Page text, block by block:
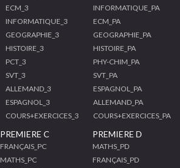
ECM_3
INFORMATIQUE_3
GEOGRAPHIE_3
HISTOIRE_3
PCT_3
SVT_3
ALLEMAND_3
ESPAGNOL_3
COURS+EXERCICES_3
INFORMATIQUE_PA
ECM_PA
GEOGRAPHIE_PA
HISTOIRE_PA
PHY-CHIM_PA
SVT_PA
ESPAGNOL_PA
ALLEMAND_PA
COURS+EXERCICES_PA
PREMIERE C
FRANÇAIS_PC
MATHS_PC
PREMIERE D
MATHS_PD
FRANÇAIS_PD